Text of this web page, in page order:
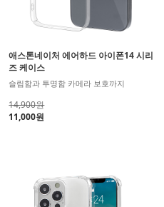
애스톤네이처 에어하드 아이폰14 시리
즈 케이스
슬림함과 투명함 카메라 보호까지
14,900원
11,000원